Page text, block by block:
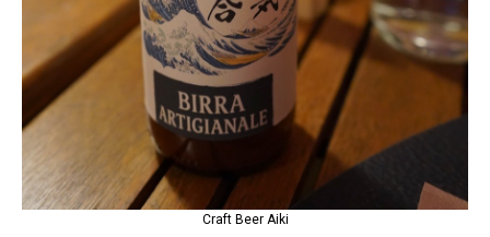
Craft Beer Aiki